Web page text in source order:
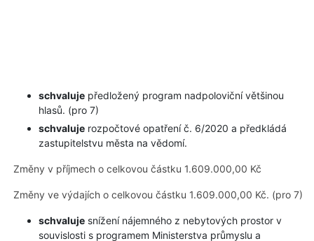
schvaluje předložený program nadpoloviční většinou
hlasů. (pro 7)
schvaluje rozpočtové opatření č. 6/2020 a předkládá
zastupitelstvu města na vědomí.
Změny v příjmech o celkovou částku 1.609.000,00 Kč
Změny ve výdajích o celkovou částku 1.609.000,00 Kč. (pro 7)
schvaluje snížení nájemného z nebytových prostor v
souvislosti s programem Ministerstva průmyslu a